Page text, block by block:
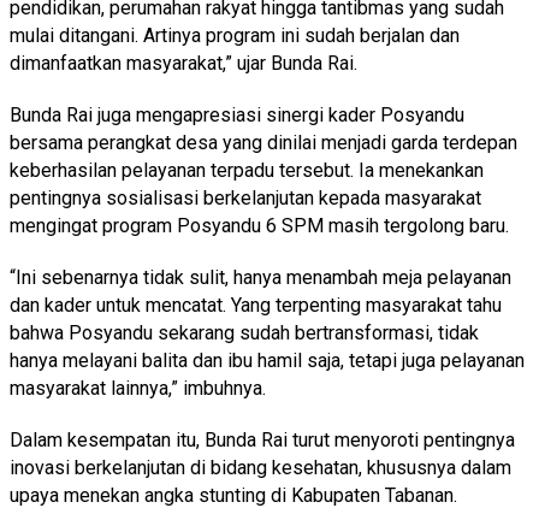
pendidikan, perumahan rakyat hingga tantibmas yang sudah
mulai ditangani. Artinya program ini sudah berjalan dan
dimanfaatkan masyarakat,” ujar Bunda Rai.
Bunda Rai juga mengapresiasi sinergi kader Posyandu
bersama perangkat desa yang dinilai menjadi garda terdepan
keberhasilan pelayanan terpadu tersebut. Ia menekankan
pentingnya sosialisasi berkelanjutan kepada masyarakat
mengingat program Posyandu 6 SPM masih tergolong baru.
“Ini sebenarnya tidak sulit, hanya menambah meja pelayanan
dan kader untuk mencatat. Yang terpenting masyarakat tahu
bahwa Posyandu sekarang sudah bertransformasi, tidak
hanya melayani balita dan ibu hamil saja, tetapi juga pelayanan
masyarakat lainnya,” imbuhnya.
Dalam kesempatan itu, Bunda Rai turut menyoroti pentingnya
inovasi berkelanjutan di bidang kesehatan, khususnya dalam
upaya menekan angka stunting di Kabupaten Tabanan.